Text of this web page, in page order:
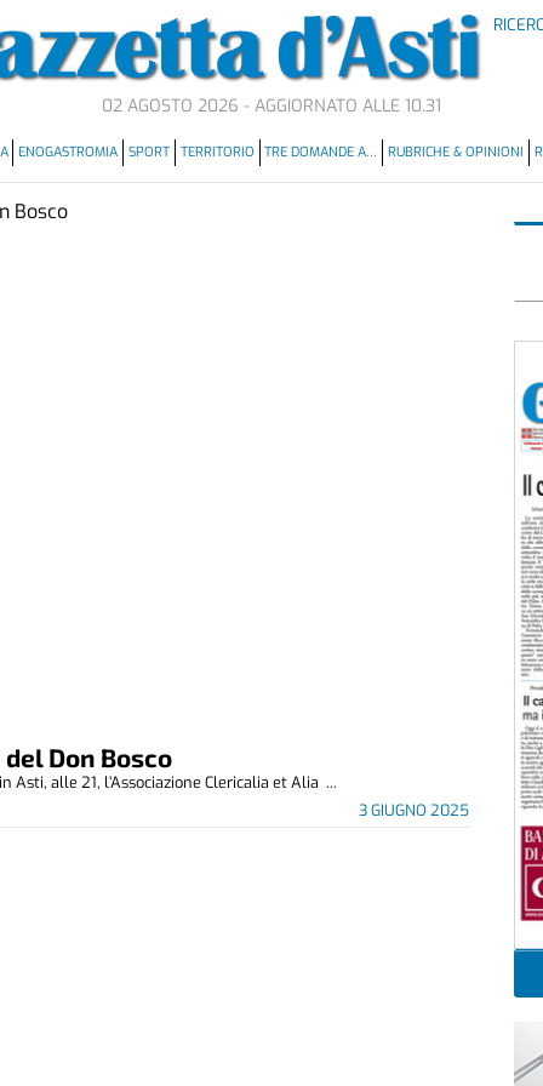
02 AGOSTO 2026 - AGGIORNATO ALLE 10.31
ENOGASTROMIA SPORT TERRITORIO TRE DOMANDE A… RUBRICHE & OPINIONI
Don Bosco
3 GIUGNO 2025
Asti, alle 21, l’Associazione Clericalia et Alia ...